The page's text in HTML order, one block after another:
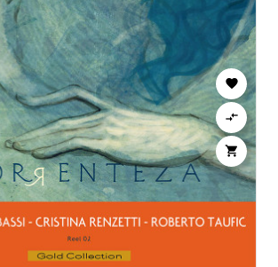


